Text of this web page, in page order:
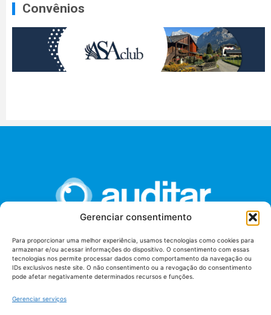
Gerenciar consentimento
Para proporcionar uma melhor experiência, usamos tecnologias como cookies para
armazenar e/ou acessar informações do dispositivo. O consentimento com essas
tecnologias nos permite processar dados como comportamento da navegação ou
IDs exclusivos neste site. O não consentimento ou a revogação do consentimento
pode afetar negativamente determinados recursos e funções.
Gerenciar serviços
Convênios
União dos Auditores Federais de Controle Externo -
AUDITAR
Setor de Administração Federal Sul (SAF/Sul), Qd. 04, Lt. 01
Tribunal de Contas da União (TCU), Subsolo, Sala S04